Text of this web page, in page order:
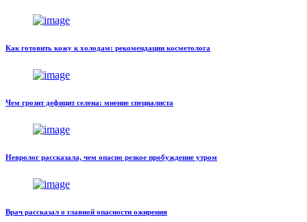
Как готовить кожу к холодам: рекомендации косметолога
Чем грозит дефицит селена: мнение специалиста
Невролог рассказала, чем опасно резкое пробуждение утром
Врач рассказал о главной опасности ожирения